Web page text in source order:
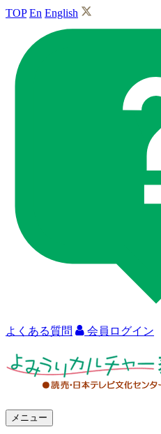
TOP En English
よくある質問 会員ログイン
メニュー